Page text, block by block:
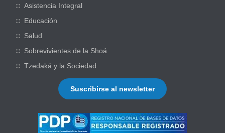
Asistencia Integral
Educación
Salud
Sobrevivientes de la Shoá
Tzedaká y la Sociedad
Suscribirse al newsletter